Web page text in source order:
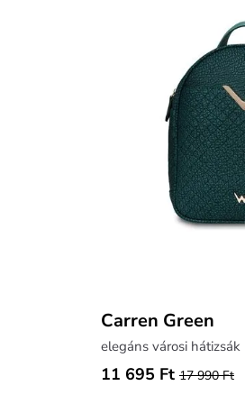
Carren Green
elegáns városi hátizsák
11 695 Ft 17 990 Ft